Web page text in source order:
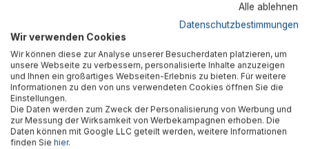
🎉 Jetzt den Newsletter
abonnieren & 5% Rabatt
sichern!
Dein Vorteil wartet schon auf Dich: Mit der Anmeldung
Alle ablehnen
Datenschutzbestimmungen
Wir verwenden Cookies
Wir können diese zur Analyse unserer Besucherdaten platzieren, um
unsere Webseite zu verbessern, personalisierte Inhalte anzuzeigen
und Ihnen ein großartiges Webseiten-Erlebnis zu bieten. Für weitere
Informationen zu den von uns verwendeten Cookies öffnen Sie die
Einstellungen.
Die Daten werden zum Zweck der Personalisierung von Werbung und
zur Messung der Wirksamkeit von Werbekampagnen erhoben. Die
Daten können mit Google LLC geteilt werden, weitere Informationen
finden Sie hier.
FÜR DICH
Abonniere jetzt unseren kostenlosen
Newsletter, verpasse keine Neuigkeiten und
Aktionen mehr und sichere Dir 5 %
Willkommensrabatt auf nicht reduzierte Ware
bei Deiner ersten Bestellung !*
Email